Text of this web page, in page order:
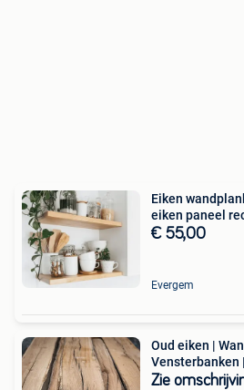
Eiken
eiken paneel
€ 55,00
Evergem
Oud eiken |
Vensterbanken
Zie